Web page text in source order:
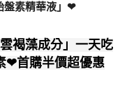
盤素精華液」❤
褐藻成分」一天吃
❤首購半價超優惠